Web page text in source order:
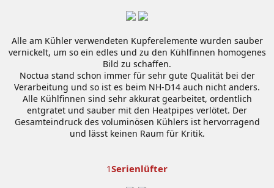
Alle am Kühler verwendeten Kupferelemente wurden sauber
vernickelt, um so ein edles und zu den Kühlfinnen homogenes
Bild zu schaffen.
Noctua stand schon immer für sehr gute Qualität bei der
Verarbeitung und so ist es beim NH-D14 auch nicht anders.
Alle Kühlfinnen sind sehr akkurat gearbeitet, ordentlich
entgratet und sauber mit den Heatpipes verlötet. Der
Gesamteindruck des voluminösen Kühlers ist hervorragend
und lässt keinen Raum für Kritik.
1Serienlüfter